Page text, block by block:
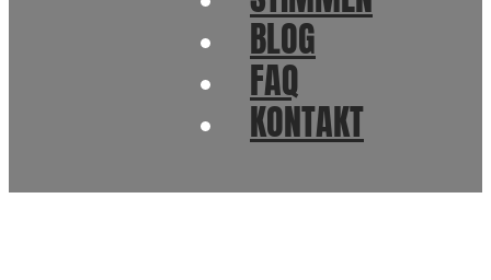
BLOG
FAQ
KONTAKT